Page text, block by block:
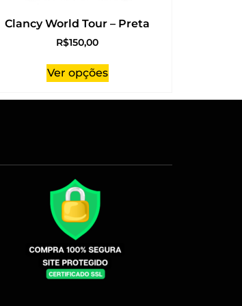
Clancy World Tour – Preta
R$150,00
Ver opções